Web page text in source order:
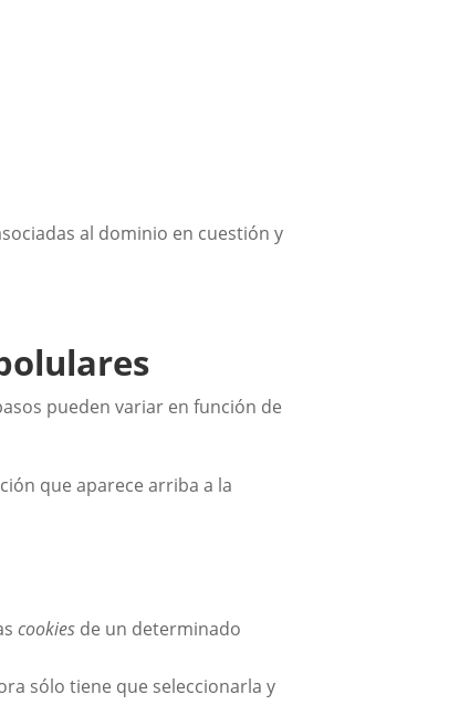
al dominio en cuestión y
pueden variar en función de
que aparece arriba a la
cookies de un determinado
sólo tiene que seleccionarla y